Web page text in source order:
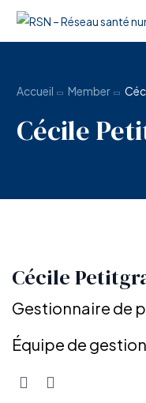
Accueil Member
Cécile
Cécile
Gestionnaire de
Équipe de gestion
FR